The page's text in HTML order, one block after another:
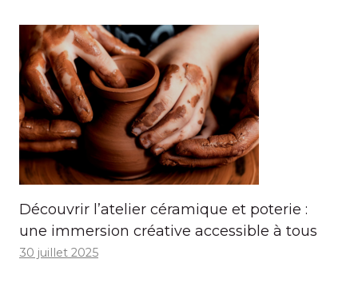
Découvrir l’atelier céramique et poterie :
une immersion créative accessible à tous
30 juillet 2025